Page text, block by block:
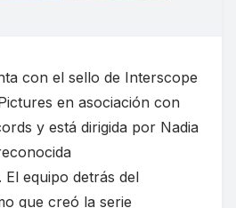
con el sello de Interscope
en asociación con
y está dirigida por Nadia
equipo detrás del
que creó la serie